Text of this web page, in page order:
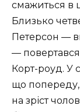
смажиться в
Близько
Петерсон —
—
Корт-роуд. У
що попереду,
на зріст